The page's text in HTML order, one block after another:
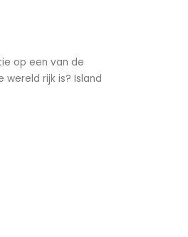
op een van de
rijk is? Island